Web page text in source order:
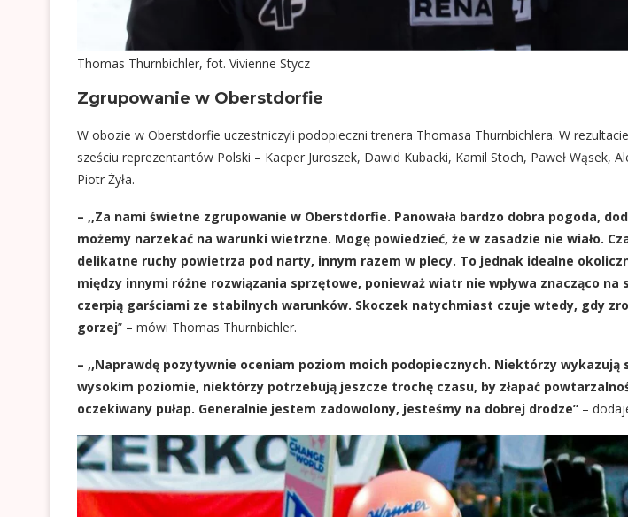
Thomas Thurnbichler, fot. Vivienne Stycz
Zgrupowanie w Oberstdorfie
W obozie w Oberstdorfie uczestniczyli podopieczni trenera Thomasa Thurnbichlera. W
sześciu reprezentantów Polski – Kacper Juroszek, Dawid Kubacki, Kamil Stoch, Paweł Wąsek,
Piotr Żyła.
– ,,Za nami świetne zgrupowanie w Oberstdorfie. Panowała bardzo dobra pogoda,
możemy narzekać na warunki wietrzne. Mogę powiedzieć, że w zasadzie nie wiało.
delikatne ruchy powietrza pod narty, innym razem w plecy. To jednak idealne
między innymi różne rozwiązania sprzętowe, ponieważ wiatr nie wpływa znacząco na
czerpią garściami ze stabilnych warunków. Skoczek natychmiast czuje wtedy, gdy
gorzej” – mówi Thomas Thurnbichler.
– ,,Naprawdę pozytywnie oceniam poziom moich podopiecznych. Niektórzy wykazują
wysokim poziomie, niektórzy potrzebują jeszcze trochę czasu, by złapać
oczekiwany pułap. Generalnie jestem zadowolony, jesteśmy na dobrej drodze” –